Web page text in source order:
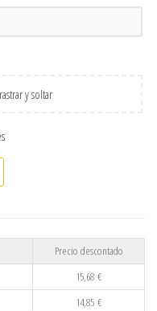
y soltar
Acero Inoxidable | Collar
Precio descontado
15,68 €
14,85 €